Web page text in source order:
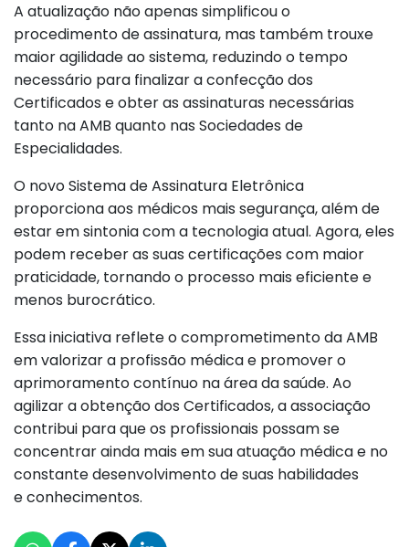
A atualização não apenas simplificou o
procedimento de assinatura, mas também trouxe
maior agilidade ao sistema, reduzindo o tempo
necessário para finalizar a confecção dos
Certificados e obter as assinaturas necessárias
tanto na AMB quanto nas Sociedades de
Especialidades.
O novo Sistema de Assinatura Eletrônica
proporciona aos médicos mais segurança, além de
estar em sintonia com a tecnologia atual. Agora, eles
podem receber as suas certificações com maior
praticidade, tornando o processo mais eficiente e
menos burocrático.
Essa iniciativa reflete o comprometimento da AMB
em valorizar a profissão médica e promover o
aprimoramento contínuo na área da saúde. Ao
agilizar a obtenção dos Certificados, a associação
contribui para que os profissionais possam se
concentrar ainda mais em sua atuação médica e no
constante desenvolvimento de suas habilidades
e conhecimentos.